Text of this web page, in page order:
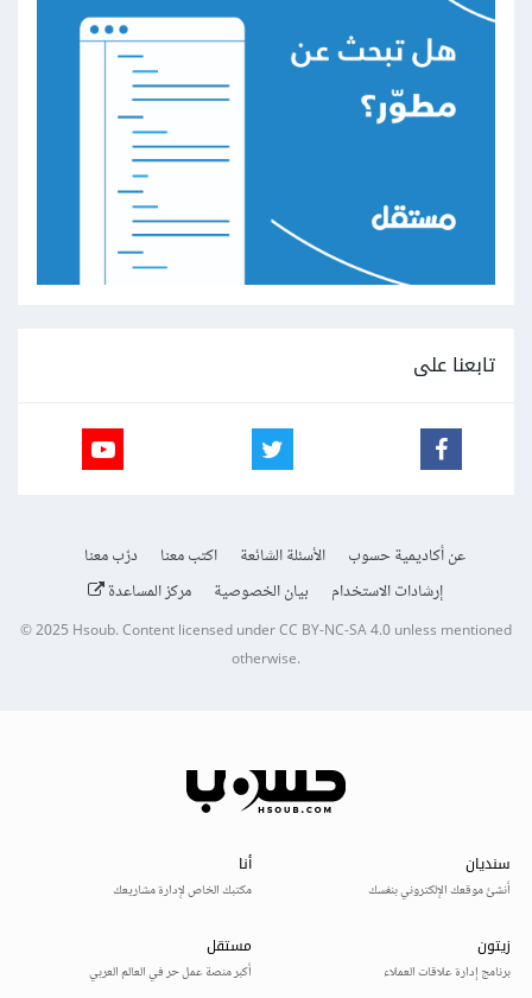
تابعنا على
عن أكاديمية حسوب الأسئلة الشائعة اكتب معنا
درّب معنا
إرشادات الاستخدام
بيان الخصوصية مركز المساعدة
© 2025Hsoub.Content licensed underCC BY-NC-SA 4.0unless mentioned
otherwise.